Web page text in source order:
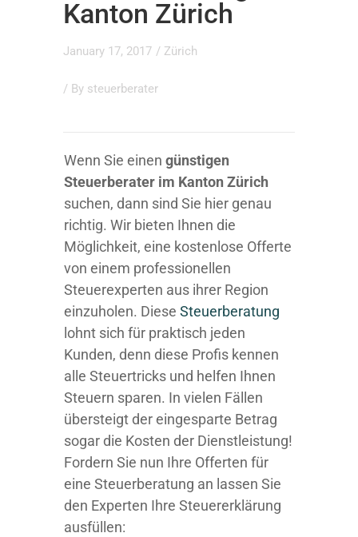
Kanton Zürich
January 17, 2017 / Zürich
/ By steuerberater
Wenn Sie einen günstigen
Steuerberater im Kanton Zürich
suchen, dann sind Sie hier genau
richtig. Wir bieten Ihnen die
Möglichkeit, eine kostenlose Offerte
von einem professionellen
Steuerexperten aus ihrer Region
einzuholen. Diese Steuerberatung
lohnt sich für praktisch jeden
Kunden, denn diese Profis kennen
alle Steuertricks und helfen Ihnen
Steuern sparen. In vielen Fällen
übersteigt der eingesparte Betrag
sogar die Kosten der Dienstleistung!
Fordern Sie nun Ihre Offerten für
eine Steuerberatung an lassen Sie
den Experten Ihre Steuererklärung
ausfüllen: